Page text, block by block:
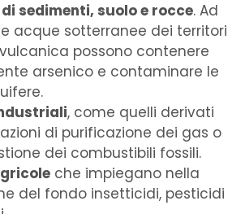
sedimenti, suolo e rocce. Ad
acque sotterranee dei territori
possono contenere
arsenico e contaminare le
, come quelli derivati
di purificazione dei gas o
dei combustibili fossili.
che impiegano nella
del fondo insetticidi, pesticidi